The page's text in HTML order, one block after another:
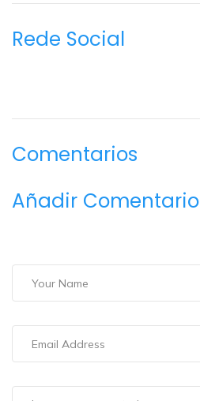
Rede Social
Comentarios
Añadir Comentario